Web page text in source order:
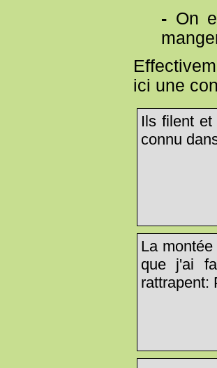
- On
ici une
Ils filent
connu
La
que j'ai
rattrapent: